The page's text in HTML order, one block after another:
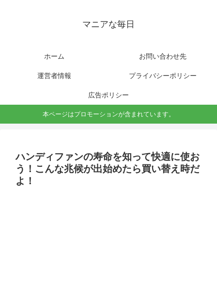
マニアな毎日
ホーム お問い合わせ先
運営者情報 プライバシーポリシー
広告ポリシー
本ページはプロモーションが含まれています。
ハンディファンの寿命を知って快適に使お
う！こんな兆候が出始めたら買い替え時だ
よ！